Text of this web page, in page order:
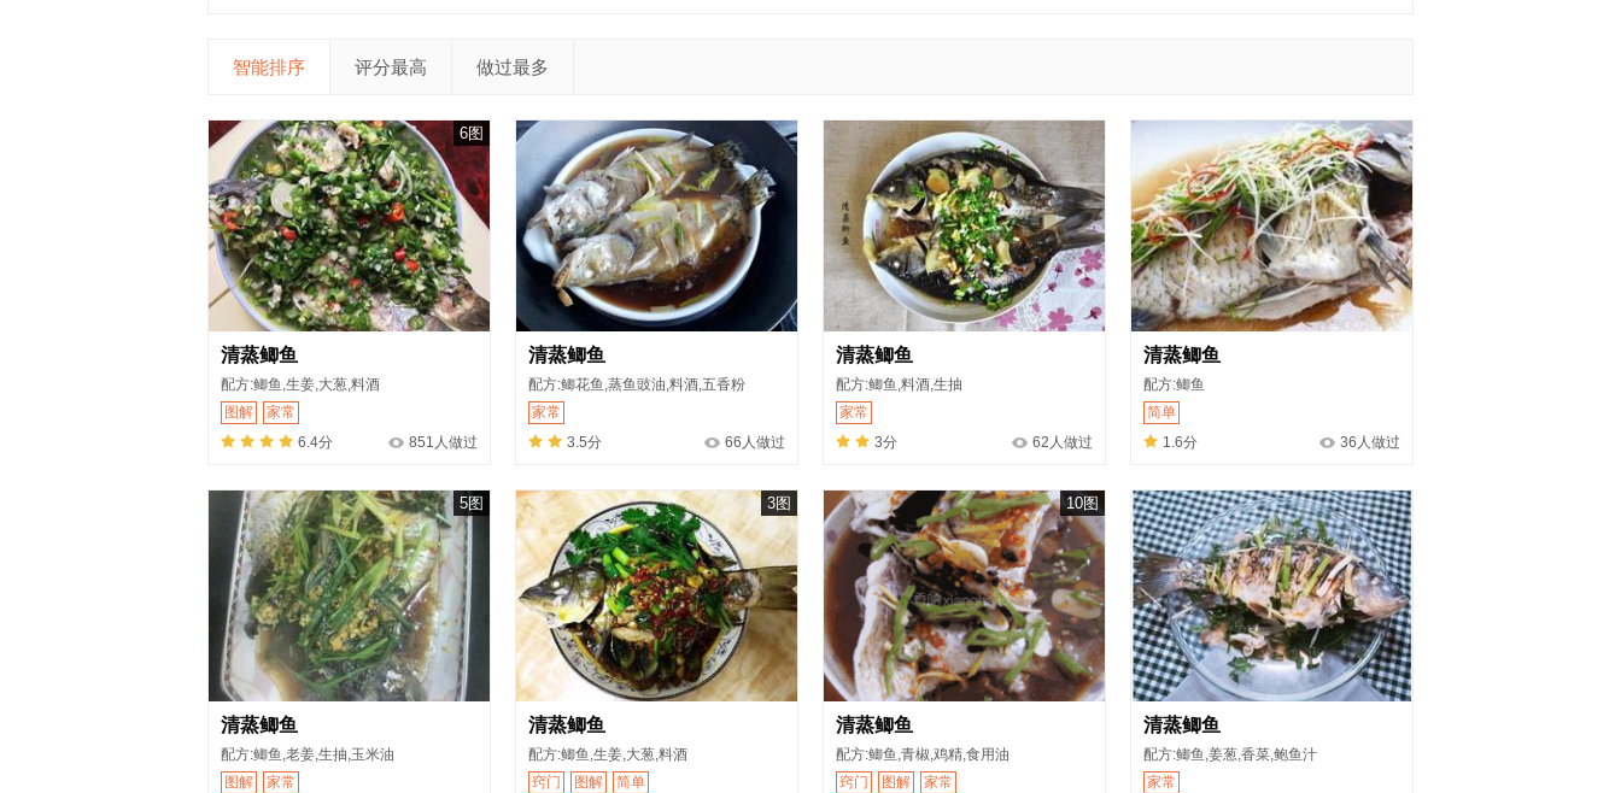
智能排序 评分最高 做过最多
6图
清蒸鲫鱼
配方:鲫鱼,生姜,大葱,料酒
图解
家常
6.4分
851人做过
清蒸鲫鱼
配方:鲫花鱼,蒸鱼豉油,料酒,五香粉
家常
3.5分
66人做过
清蒸鲫鱼
配方:鲫鱼,料酒,生抽
家常
3分
62人做过
清蒸鲫鱼
配方:鲫鱼
简单
1.6分
36人做过
5图
清蒸鲫鱼
配方:鲫鱼,老姜,生抽,玉米油
图解
家常
3图
清蒸鲫鱼
配方:鲫鱼,生姜,大葱,料酒
窍门
图解
简单
10图
清蒸鲫鱼
配方:鲫鱼,青椒,鸡精,食用油
窍门
图解
家常
清蒸鲫鱼
配方:鲫鱼,姜葱,香菜,鲍鱼汁
家常